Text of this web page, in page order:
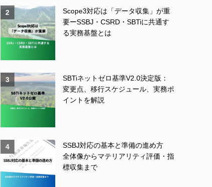
2
Scope3対応は「データ収集」が重
要ーSSBJ・CSRD・SBTiに共通す
る実務基盤とは
3
SBTiネットゼロ基準V2.0決定版：
変更点、移行スケジュール、実務ポ
イントを解説
4
SSBJ対応の基本と準備の進め方
全体像からマテリアリティ評価・指
標収集まで